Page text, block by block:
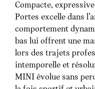
Compacte,
Portes excelle dans
comportement
bas lui offrent une
lors des trajets
intemporelle et
MINI évolue sans